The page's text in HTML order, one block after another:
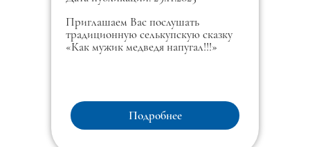
Приглашаем Вас послушать
традиционную селькупскую сказку
«Как мужик медведя напугал!!!»
Подробнее